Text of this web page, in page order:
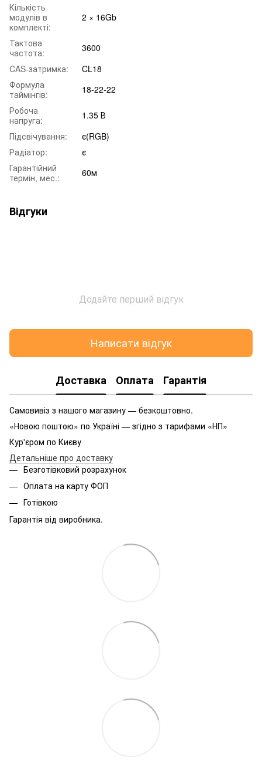
Кількість
модулів в
комплекті:
2 × 16Gb
Тактова
частота:
3600
CAS-затримка:
CL18
Формула
таймінгів:
18-22-22
Робоча
напруга:
1.35 В
Підсвічування:
є(RGB)
Радіатор:
є
Гарантійний
термін, мес.:
60м
Відгуки
Додайте перший відгук
Написати відгук
Доставка Оплата Гарантія
Самовивіз з нашого магазину — безкоштовно.
«Новою поштою» по Україні — згідно з тарифами «НП»
Кур'єром по Києву
Детальніше про доставку
Безготівковий розрахунок
Оплата на карту ФОП
Готівкою
Гарантія від виробника.